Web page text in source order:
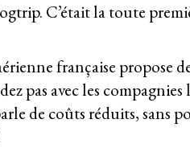
C’était la toute
française propose
pas avec les compagnies
de coûts réduits, sans